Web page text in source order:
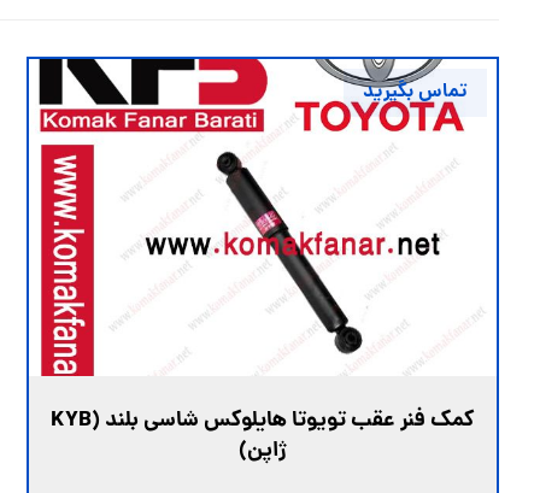
کمک فنر عقب تویوتا هایلوکس شاسی بلند (KYB
ژاپن)
تماس بگیرید